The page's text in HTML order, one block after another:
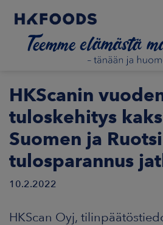
ETUSIVU
MEISTÄ
HKScanin
tuloskehitys
Suomen ja
tulosparannus
10.2.2022
HKScan Oyj,